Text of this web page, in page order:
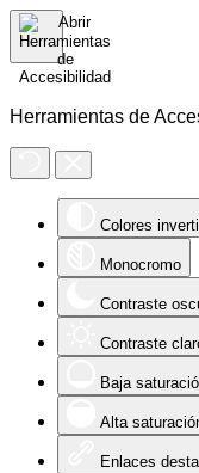
Herramientas de
Colores
Monocromo
Contraste
Contraste
Baja
Alta
Enlaces